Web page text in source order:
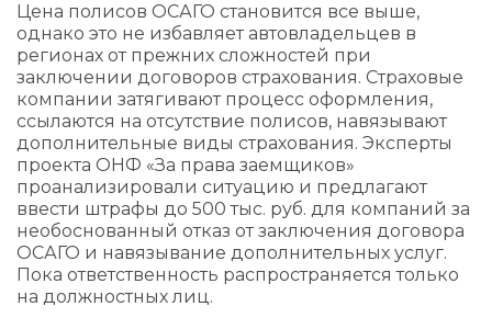
Цена полисов ОСАГО становится все выше,
однако это не избавляет автовладельцев в
регионах от прежних сложностей при
заключении договоров страхования. Страховые
компании затягивают процесс оформления,
ссылаются на отсутствие полисов, навязывают
дополнительные виды страхования. Эксперты
проекта ОНФ «За права заемщиков»
проанализировали ситуацию и предлагают
ввести штрафы до 500 тыс. руб. для компаний за
необоснованный отказ от заключения договора
ОСАГО и навязывание дополнительных услуг.
Пока ответственность распространяется только
на должностных лиц.